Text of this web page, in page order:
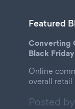
Featured
Converting
Black
Online
overall retail
Posted